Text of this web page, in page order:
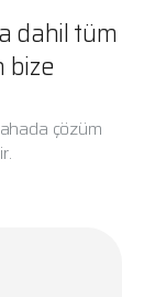
dahil tüm
bize
çözüm